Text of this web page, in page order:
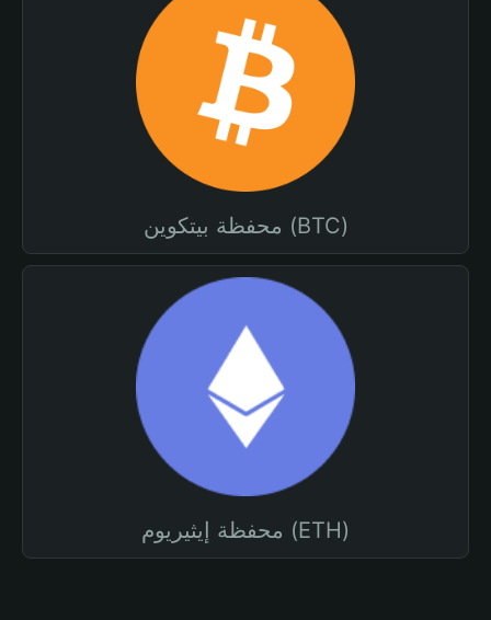
محفظة بيتكوين (BTC)
محفظة إيثيريوم (ETH)